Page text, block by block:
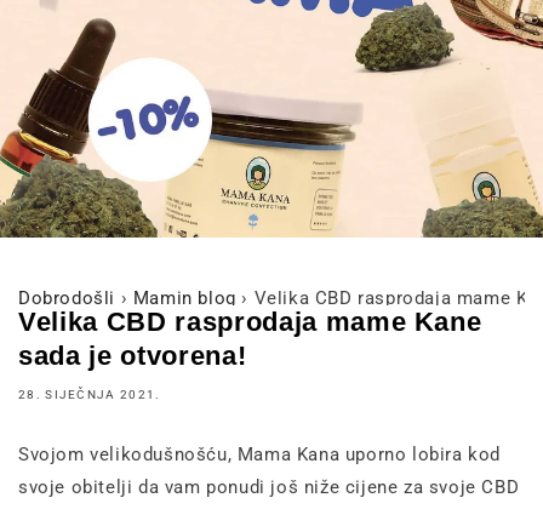
Dobrodošli › Mamin blog › Velika CBD rasprodaja mame
Velika CBD rasprodaja mame Kane
sada je otvorena!
28. SIJEČNJA 2021.
Svojom velikodušnošću, Mama Kana uporno lobira kod
svoje obitelji da vam ponudi još niže cijene za svoje CBD